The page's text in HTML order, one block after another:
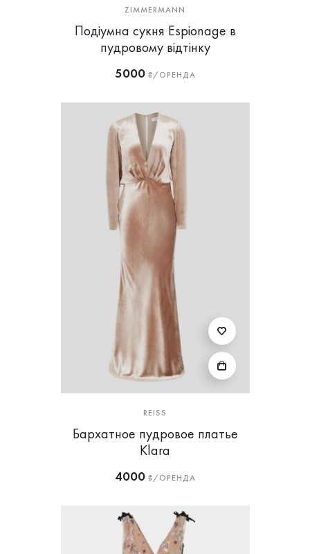
ZIMMERMANN
Подіумна сукня Espionage в
пудровому відтінку
5000₴/ОРЕНДА
REISS
Бархатное пудровое платье
Klara
4000₴/ОРЕНДА